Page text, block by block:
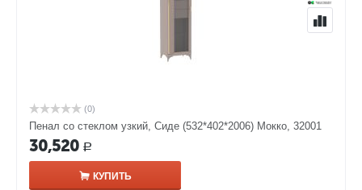
(0)
Пенал со стеклом узкий, Сиде (532*402*2006) Мокко, 32001
30,520 Р
КУПИТЬ